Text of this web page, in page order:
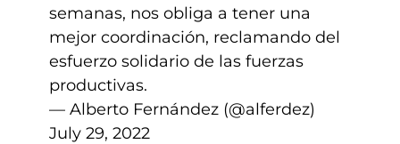
semanas, nos obliga a tener una
mejor coordinación, reclamando del
esfuerzo solidario de las fuerzas
productivas.
— Alberto Fernández (@alferdez)
July 29, 2022